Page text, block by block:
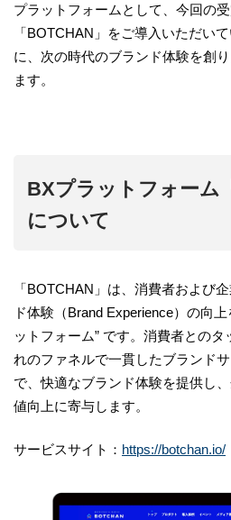
プラットフォームとして、今回の受
「BOTCHAN」をご導入いただい
に、次の時代のブランド体験を創
ます。
BXプラットフォーム
について
「BOTCHAN」は、消費者および
ド体験（Brand Experience）の向
ットフォーム” です。消費者との
れのファネルで一貫したブランド
で、快適なブランド体験を提供し
値向上に寄与します。
サービスサイト： https://botchan.io/